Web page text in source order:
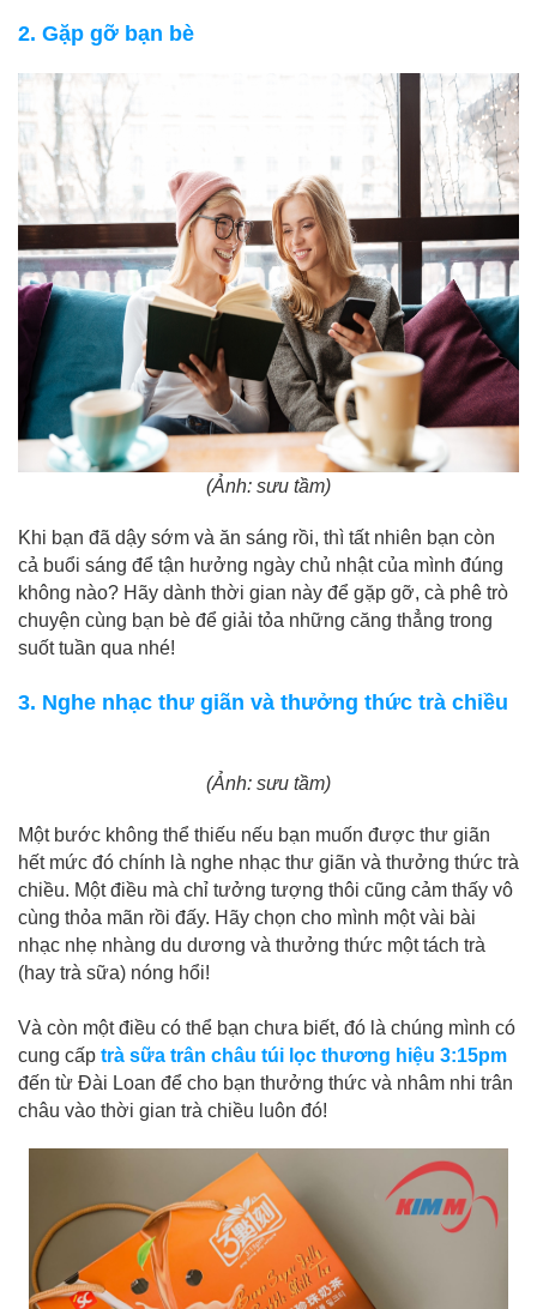
2. Gặp gỡ bạn bè
(Ảnh: sưu tầm)
Khi bạn đã dậy sớm và ăn sáng rồi, thì tất nhiên bạn còn
cả buổi sáng để tận hưởng ngày chủ nhật của mình đúng
không nào? Hãy dành thời gian này để gặp gỡ, cà phê trò
chuyện cùng bạn bè để giải tỏa những căng thẳng trong
suốt tuần qua nhé!
3. Nghe nhạc thư giãn và thưởng thức trà chiều
(Ảnh: sưu tầm)
Một bước không thể thiếu nếu bạn muốn được thư giãn
hết mức đó chính là nghe nhạc thư giãn và thưởng thức trà
chiều. Một điều mà chỉ tưởng tượng thôi cũng cảm thấy vô
cùng thỏa mãn rồi đấy. Hãy chọn cho mình một vài bài
nhạc nhẹ nhàng du dương và thưởng thức một tách trà
(hay trà sữa) nóng hổi!
Và còn một điều có thể bạn chưa biết, đó là chúng mình có
cung cấp trà sữa trân châu túi lọc thương hiệu 3:15pm
đến từ Đài Loan để cho bạn thưởng thức và nhâm nhi trân
châu vào thời gian trà chiều luôn đó!